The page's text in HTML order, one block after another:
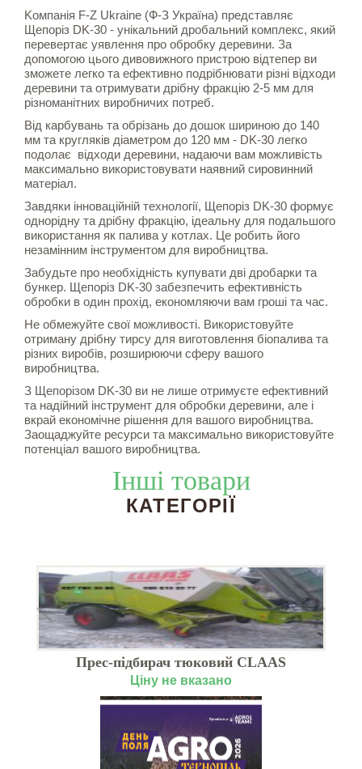
Kомпанія F-Z Ukraine (Ф-З Україна) представляє
Щепоріз DK-30 - унікальний дробальний комплекс, який
перевертає уявлення про обробку деревини. За
допомогою цього дивовижного пристрою відтепер ви
зможете легко та ефективно подрібнювати різні відходи
деревини та отримувати дрібну фракцію 2-5 мм для
різноманітних виробничих потреб.
Від карбувань та обрізань до дошок шириною до 140
мм та кругляків діаметром до 120 мм - DK-30 легко
подолає відходи деревини, надаючи вам можливість
максимально використовувати наявний сировинний
матеріал.
Завдяки інноваційній технології, Щепоріз DK-30 формує
однорідну та дрібну фракцію, ідеальну для подальшого
використання як палива у котлах. Це робить його
незамінним інструментом для виробництва.
Забудьте про необхідність купувати дві дробарки та
бункер. Щепоріз DK-30 забезпечить ефективність
обробки в один прохід, економляючи вам гроші та час.
Не обмежуйте свої можливості. Використовуйте
отриману дрібну тирсу для виготовлення біопалива та
різних виробів, розширюючи сферу вашого
виробництва.
З Щепорізом DK-30 ви не лише отримуєте ефективний
та надійний інструмент для обробки деревини, але і
вкрай економічне рішення для вашого виробництва.
Заощаджуйте ресурси та максимально використовуйте
потенціал вашого виробництва.
Інші товари
КАТЕГОРІЇ
Прес-підбирач тюковий CLAAS
QUADRANT 2200 (Б / У)
Ціну не вказано